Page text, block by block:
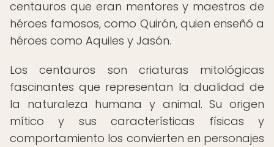
centauros que eran mentores y maestros de
héroes famosos, como Quirón, quien enseñó a
héroes como Aquiles y Jasón.
Los centauros son criaturas mitológicas
fascinantes que representan la dualidad de
la naturaleza humana y animal. Su origen
mítico y sus características físicas y
comportamiento los convierten en personajes